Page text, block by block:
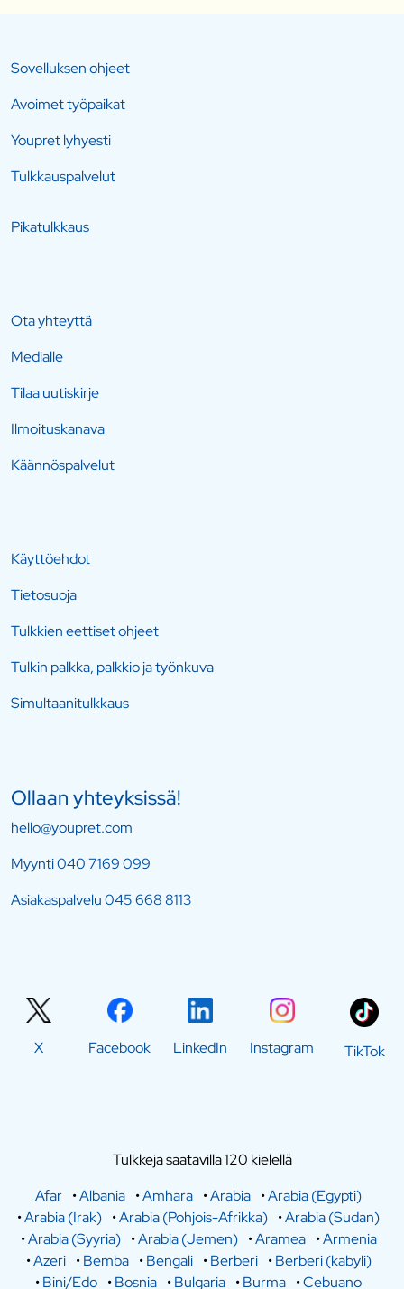
Sovelluksen ohjeet
Avoimet työpaikat
Youpret lyhyesti
Tulkkauspalvelut
Pikatulkkaus
Ota yhteyttä
Medialle
Tilaa uutiskirje
Ilmoituskanava
Käännöspalvelut
Käyttöehdot
Tietosuoja
Tulkkien eettiset ohjeet
Tulkin palkka, palkkio ja työnkuva
Simultaanitulkkaus
Ollaan yhteyksissä!
hello@youpret.com
Myynti040 7169 099
Asiakaspalvelu045 668 8113
X Facebook LinkedIn Instagram TikTok
Tulkkeja saatavilla 120 kielellä
Afar •Albania •Amhara •Arabia •Arabia (Egypti)
•Arabia (Irak) •Arabia (Pohjois-Afrikka) •Arabia (Sudan)
•Arabia (Syyria) •Arabia (Jemen) •Aramea •Armenia
•Azeri •Bemba •Bengali •Berberi •Berberi (kabyli)
•Bini/Edo •Bosnia •Bulgaria •Burma •Cebuano